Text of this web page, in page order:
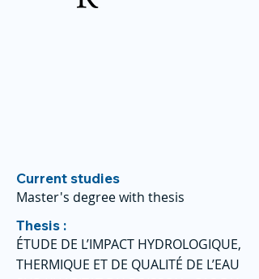
Current studies
Master's degree with thesis
Thesis :
ÉTUDE DE L’IMPACT HYDROLOGIQUE,
THERMIQUE ET DE QUALITÉ DE L’EAU